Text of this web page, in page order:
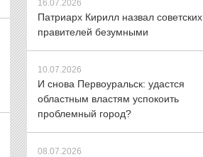
16.07.2026
Патриарх Кирилл назвал советских
правителей безумными
10.07.2026
И снова Первоуральск: удастся
областным властям успокоить
проблемный город?
08.07.2026